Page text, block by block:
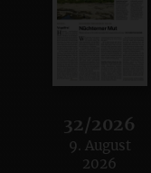
32/2026
:
9. August
2026